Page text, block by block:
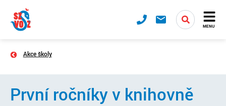
MENU
Akce školy
První ročníky v knihovně